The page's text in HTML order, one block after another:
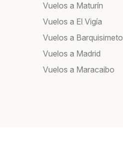
Vuelos a Maturín
Vuelos a El Vigía
Vuelos a Barquisimeto
Vuelos a Madrid
Vuelos a Maracaibo